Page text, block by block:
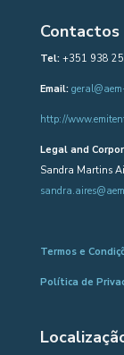
Contactos
Tel:+351 938
Email:
http://
Legal and
Sandra Martins
Termos e
Política de